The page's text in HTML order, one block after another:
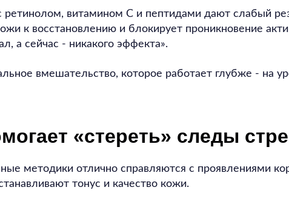
витамином C и пептидами дают слабый
к восстановлению и блокирует проникновение
а сейчас - никакого эффекта».
вмешательство, которое работает глубже - на
«стереть» следы
методики отлично справляются с проявлениями
тонус и качество кожи.